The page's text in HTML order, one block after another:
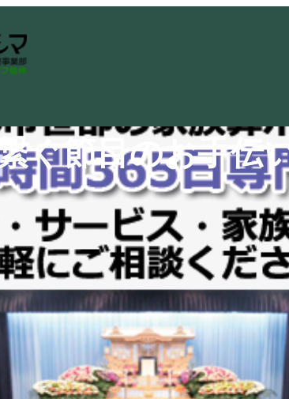
繋ぐ節目のお手